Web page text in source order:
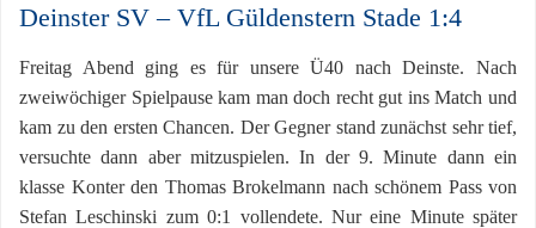
Deinster SV – VfL Güldenstern Stade 1:4
Freitag Abend ging es für unsere Ü40 nach Deinste. Nach
zweiwöchiger Spielpause kam man doch recht gut ins Match und
kam zu den ersten Chancen. Der Gegner stand zunächst sehr tief,
versuchte dann aber mitzuspielen. In der 9. Minute dann ein
klasse Konter den Thomas Brokelmann nach schönem Pass von
Stefan Leschinski zum 0:1 vollendete. Nur eine Minute später